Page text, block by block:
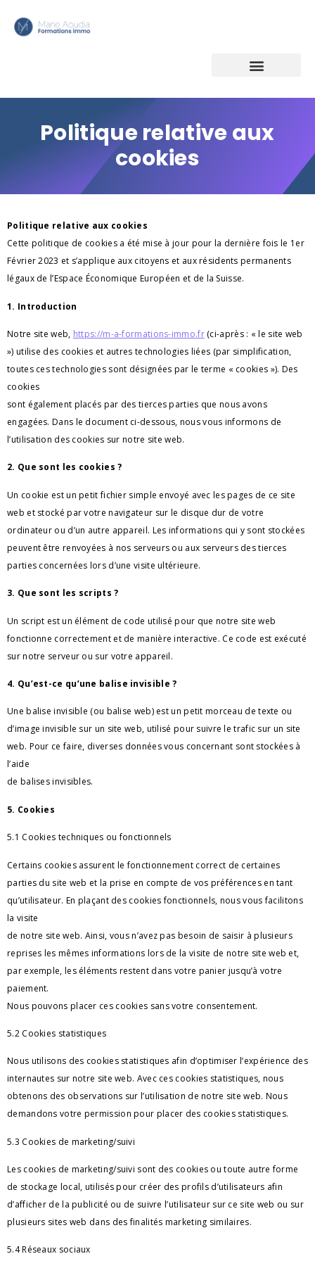
Politique relative aux
cookies
Politique relative aux cookies
Cette politique de cookies a été mise à jour pour la dernière fois le 1er
Février 2023 et s’applique aux citoyens et aux résidents permanents
légaux de l’Espace Économique Européen et de la Suisse.
1. Introduction
Notre site web, https://m-a-formations-immo.fr (ci-après : « le site web
») utilise des cookies et autres technologies liées (par simplification,
toutes ces technologies sont désignées par le terme « cookies »). Des
cookies
sont également placés par des tierces parties que nous avons
engagées. Dans le document ci-dessous, nous vous informons de
l’utilisation des cookies sur notre site web.
2. Que sont les cookies ?
Un cookie est un petit fichier simple envoyé avec les pages de ce site
web et stocké par votre navigateur sur le disque dur de votre
ordinateur ou d’un autre appareil. Les informations qui y sont stockées
peuvent être renvoyées à nos serveurs ou aux serveurs des tierces
parties concernées lors d’une visite ultérieure.
3. Que sont les scripts ?
Un script est un élément de code utilisé pour que notre site web
fonctionne correctement et de manière interactive. Ce code est exécuté
sur notre serveur ou sur votre appareil.
4. Qu’est-ce qu’une balise invisible ?
Une balise invisible (ou balise web) est un petit morceau de texte ou
d’image invisible sur un site web, utilisé pour suivre le trafic sur un site
web. Pour ce faire, diverses données vous concernant sont stockées à
l’aide
de balises invisibles.
5. Cookies
5.1 Cookies techniques ou fonctionnels
Certains cookies assurent le fonctionnement correct de certaines
parties du site web et la prise en compte de vos préférences en tant
qu’utilisateur. En plaçant des cookies fonctionnels, nous vous facilitons
la visite
de notre site web. Ainsi, vous n’avez pas besoin de saisir à plusieurs
reprises les mêmes informations lors de la visite de notre site web et,
par exemple, les éléments restent dans votre panier jusqu’à votre
paiement.
Nous pouvons placer ces cookies sans votre consentement.
5.2 Cookies statistiques
Nous utilisons des cookies statistiques afin d’optimiser l’expérience des
internautes sur notre site web. Avec ces cookies statistiques, nous
obtenons des observations sur l’utilisation de notre site web. Nous
demandons votre permission pour placer des cookies statistiques.
5.3 Cookies de marketing/suivi
Les cookies de marketing/suivi sont des cookies ou toute autre forme
de stockage local, utilisés pour créer des profils d’utilisateurs afin
d’afficher de la publicité ou de suivre l’utilisateur sur ce site web ou sur
plusieurs sites web dans des finalités marketing similaires.
5.4 Réseaux sociaux